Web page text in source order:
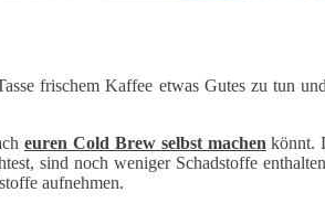
frischem Kaffee etwas Gutes zu tun
euren Cold Brew selbst machen könnt.
sind noch weniger Schadstoffe
aufnehmen.